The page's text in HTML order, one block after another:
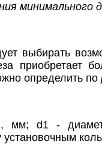
минимального
выбирать
приобретает
определить по
мм; d1 -